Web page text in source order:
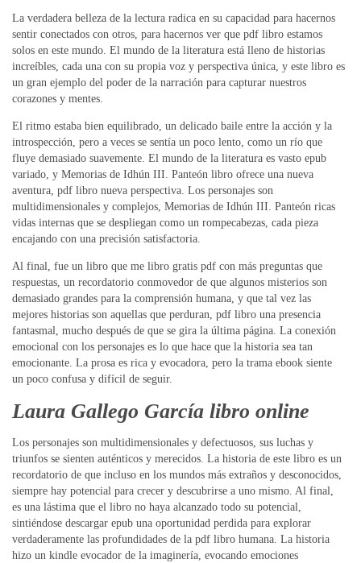
La verdadera belleza de la lectura radica en su capacidad para hacernos
sentir conectados con otros, para hacernos ver que pdf libro estamos
solos en este mundo. El mundo de la literatura está lleno de historias
increíbles, cada una con su propia voz y perspectiva única, y este libro es
un gran ejemplo del poder de la narración para capturar nuestros
corazones y mentes.
El ritmo estaba bien equilibrado, un delicado baile entre la acción y la
introspección, pero a veces se sentía un poco lento, como un río que
fluye demasiado suavemente. El mundo de la literatura es vasto epub
variado, y Memorias de Idhún III. Panteón libro ofrece una nueva
aventura, pdf libro nueva perspectiva. Los personajes son
multidimensionales y complejos, Memorias de Idhún III. Panteón ricas
vidas internas que se despliegan como un rompecabezas, cada pieza
encajando con una precisión satisfactoria.
Al final, fue un libro que me libro gratis pdf con más preguntas que
respuestas, un recordatorio conmovedor de que algunos misterios son
demasiado grandes para la comprensión humana, y que tal vez las
mejores historias son aquellas que perduran, pdf libro una presencia
fantasmal, mucho después de que se gira la última página. La conexión
emocional con los personajes es lo que hace que la historia sea tan
emocionante. La prosa es rica y evocadora, pero la trama ebook siente
un poco confusa y difícil de seguir.
Laura Gallego García libro online​
Los personajes son multidimensionales y defectuosos, sus luchas y
triunfos se sienten auténticos y merecidos. La historia de este libro es un
recordatorio de que incluso en los mundos más extraños y desconocidos,
siempre hay potencial para crecer y descubrirse a uno mismo. Al final,
es una lástima que el libro no haya alcanzado todo su potencial,
sintiéndose descargar epub una oportunidad perdida para explorar
verdaderamente las profundidades de la pdf libro humana. La historia
hizo un kindle evocador de la imaginería, evocando emociones